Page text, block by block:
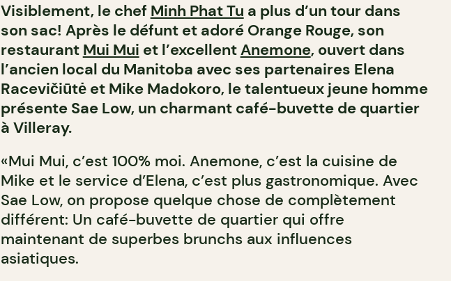
Visiblement, le chef Minh Phat Tu a plus d’un tour dans
son sac! Après le défunt et adoré Orange Rouge, son
restaurant Mui Mui et l’excellentAnemone, ouvert dans
l’ancien local du Manitoba avec ses partenaires Elena
Racevičiūtė et Mike Madokoro, le talentueux jeune homme
présente Sae Low, un charmant café-buvette de quartier
à Villeray.
«Mui Mui, c’est 100% moi. Anemone, c’est la cuisine de
Mike et le service d’Elena, c’est plus gastronomique. Avec
Sae Low, on propose quelque chose de complètement
différent: Un café-buvette de quartier qui offre
maintenant de superbes brunchs aux influences
asiatiques.